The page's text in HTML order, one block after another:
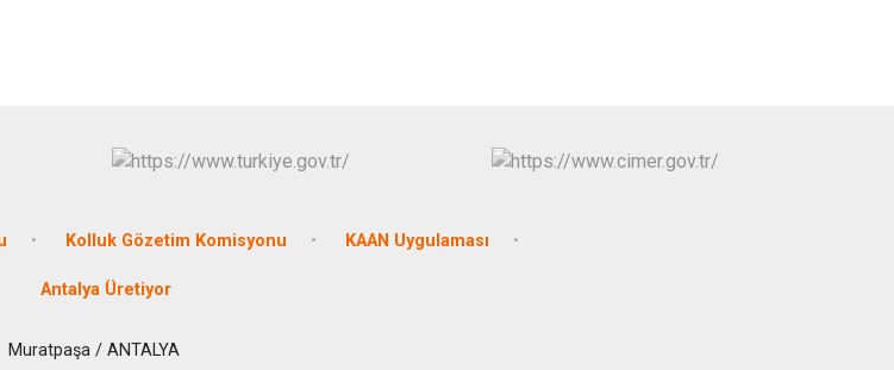
Kolluk Gözetim Komisyonu KAAN Uygulaması
Antalya Üretiyor
Muratpaşa / ANTALYA